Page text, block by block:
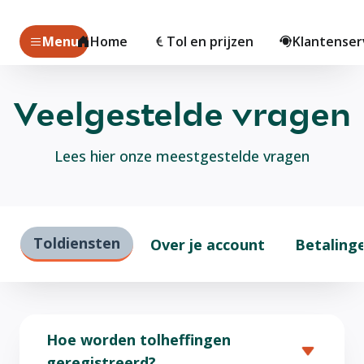
Menu Home Tol en prijzen
Veelgestelde vragen
Lees hier onze meestgestelde vragen
Toldiensten Over je account
Hoe worden tolheffingen